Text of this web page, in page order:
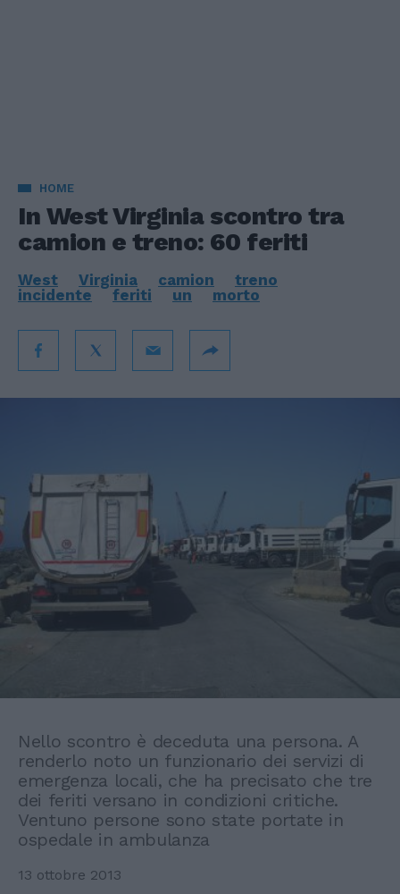
HOME
In West Virginia scontro tra
camion e treno: 60 feriti
West Virginia camion
treno
incidente
feriti un morto
Nello scontro è deceduta una persona. A
renderlo noto un funzionario dei servizi di
emergenza locali, che ha precisato che tre
dei feriti versano in condizioni critiche.
Ventuno persone sono state portate in
ospedale in ambulanza
13 ottobre 2013